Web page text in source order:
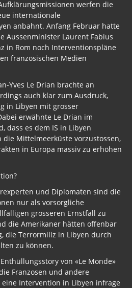
werfen die
internationale
anbahnt. Anfang Februar hatte
Aussenminister Laurent Fabius
in Rom noch Interventionspläne
französischen Medien
Yves Le Drian brachte an
auch klar zum Ausdruck,
in Libyen mit grosser
erwähnte Le Drian im
dass es dem IS in Libyen
die Mittelmeerküste vorzustossen,
in Europa massiv zu erhöhen
und Diplomaten sind die
nur als vorsorgliche
grösseren Ernstfall zu
die Amerikaner hätten offenbar
die Terrormiliz in Libyen durch
zu können.
von «Le Monde»
Franzosen und andere
Intervention in Libyen infrage